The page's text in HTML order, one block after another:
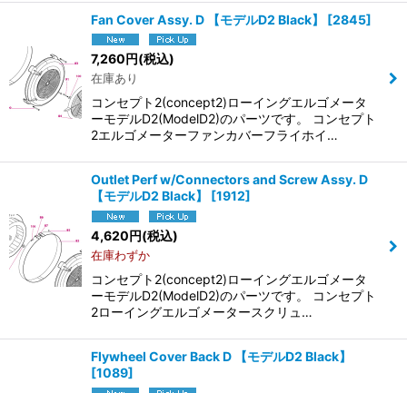
Fan Cover Assy. D 【モデルD2 Black】 [2845]
7,260円(税込)
在庫あり
コンセプト2(concept2)ローイングエルゴメータ
ーモデルD2(ModelD2)のパーツです。 コンセプト
2エルゴメーターファンカバーフライホイ…
Outlet Perf w/Connectors and Screw Assy. D
【モデルD2 Black】
[1912]
4,620円(税込)
在庫わずか
コンセプト2(concept2)ローイングエルゴメータ
ーモデルD2(ModelD2)のパーツです。 コンセプト
2ローイングエルゴメータースクリュ…
Flywheel Cover Back D 【モデルD2 Black】
[1089]